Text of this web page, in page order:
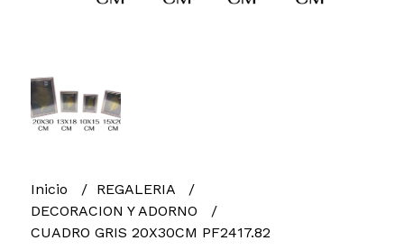
Inicio
REGALERIA
DECORACION Y ADORNO
CUADRO GRIS 20X30CM PF2417.82